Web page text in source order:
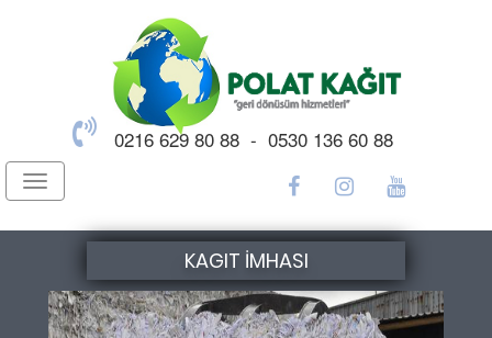
0216 629 80 88 - 0530 136 60 88
Toggle
navigation
KAGIT İMHASI